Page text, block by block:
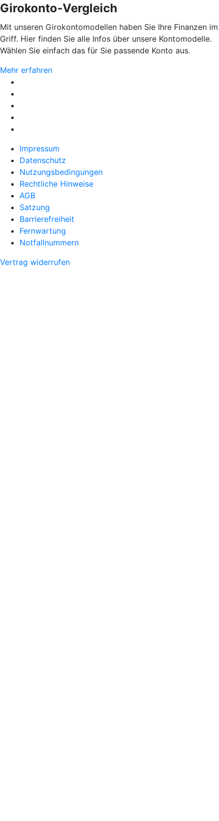
Girokonto-Vergleich
Mit unseren Girokontomodellen haben Sie Ihre Finanzen im
Griff. Hier finden Sie alle Infos über unsere Kontomodelle.
Wählen Sie einfach das für Sie passende Konto aus.
Mehr erfahren
Impressum
Datenschutz
Nutzungsbedingungen
Rechtliche Hinweise
AGB
Satzung
Barrierefreiheit
Fernwartung
Notfallnummern
Vertrag widerrufen